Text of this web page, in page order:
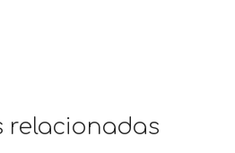
relacionadas